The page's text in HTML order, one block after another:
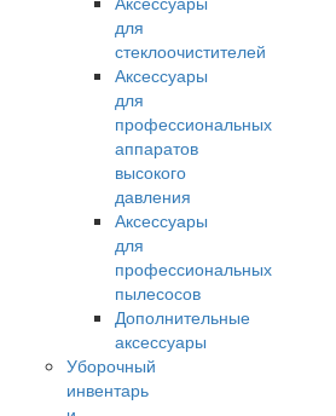
для
стеклоочистителей
Аксессуары
для
профессиональных
аппаратов
высокого
давления
Аксессуары
для
профессиональных
пылесосов
Дополнительные
аксессуары
Уборочный
инвентарь